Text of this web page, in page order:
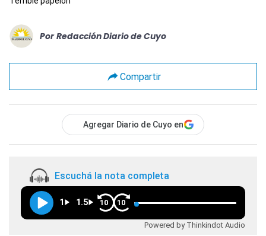
Por Redacción Diario de Cuyo
Compartir
Agregar Diario de Cuyo en
Escuchá la nota completa
1 1.5 10 10
Powered by Thinkindot Audio